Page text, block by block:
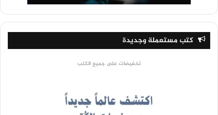
كتب مستعملة وجديدة
تخفيضات على جميع الكتب